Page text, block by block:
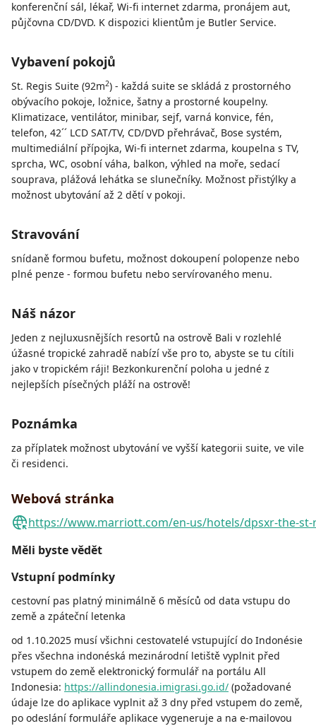
konferenční sál, lékař, Wi-fi internet zdarma, pronájem aut,
půjčovna CD/DVD. K dispozici klientům je Butler Service.
Vybavení pokojů
St. Regis Suite (92m2) - každá suite se skládá z prostorného
obývacího pokoje, ložnice, šatny a prostorné koupelny.
Klimatizace, ventilátor, minibar, sejf, varná konvice, fén,
telefon, 42´´ LCD SAT/TV, CD/DVD přehrávač, Bose systém,
multimediální přípojka, Wi-fi internet zdarma, koupelna s TV,
sprcha, WC, osobní váha, balkon, výhled na moře, sedací
souprava, plážová lehátka se slunečníky. Možnost přistýlky a
možnost ubytování až 2 dětí v pokoji.
Stravování
snídaně formou bufetu, možnost dokoupení polopenze nebo
plné penze - formou bufetu nebo servírovaného menu.
Náš názor
Jeden z nejluxusnějších resortů na ostrově Bali v rozlehlé
úžasné tropické zahradě nabízí vše pro to, abyste se tu cítili
jako v tropickém ráji! Bezkonkurenční poloha u jedné z
nejlepších písečných pláží na ostrově!
Poznámka
za příplatek možnost ubytování ve vyšší kategorii suite, ve vile
či residenci.
Webová stránka
https://www.marriott.com/en-us/hotels/dpsxr-the-
Měli byste vědět
Vstupní podmínky
cestovní pas platný minimálně 6 měsíců od data vstupu do
země a zpáteční letenka
od 1.10.2025 musí všichni cestovatelé vstupující do Indonésie
přes všechna indonéská mezinárodní letiště vyplnit před
vstupem do země elektronický formulář na portálu All
Indonesia: https://allindonesia.imigrasi.go.id/ (požadované
údaje lze do aplikace vyplnit až 3 dny před vstupem do země,
po odeslání formuláře aplikace vygeneruje a na e-mailovou